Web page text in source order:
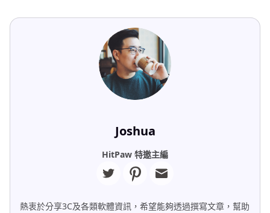
Joshua
HitPaw 特邀主編
熱衷於分享3C及各類軟體資訊，希望能夠透過撰寫文章，幫助